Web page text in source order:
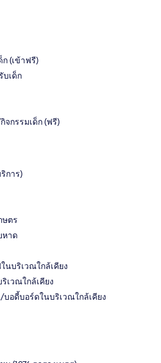
(เข้าฟรี)
บเด็ก
จกรรมเด็ก (ฟรี)
การ)
ษตร
หาด
นบริเวณใกล้เคียง
เวณใกล้เคียง
อดี้บอร์ดในบริเวณใกล้เคียง